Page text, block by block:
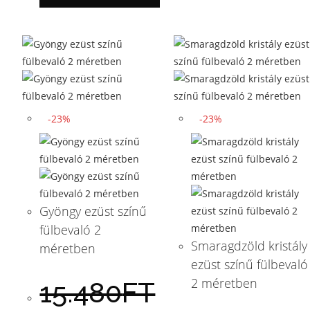
-23%
Gyöngy ezüst színű
fülbevaló 2
méretben
15.480FT
-23%
Smaragdzöld kristály
ezüst színű fülbevaló
2 méretben